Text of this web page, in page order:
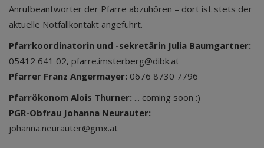
Anrufbeantworter der Pfarre abzuhören – dort ist stets der
aktuelle Notfallkontakt angeführt.
Pfarrkoordinatorin und -sekretärin Julia Baumgartner:
05412 641 02, pfarre.imsterberg@dibk.at
Pfarrer Franz Angermayer: 0676 8730 7796
Pfarrökonom Alois Thurner: ... coming soon :)
PGR-Obfrau Johanna Neurauter:
johanna.neurauter@gmx.at